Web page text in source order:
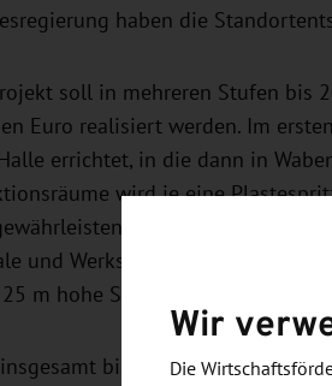
haben die
soll in mehreren Stufen
Euro realisiert werden. Im
errichtet, in die dann in
wird je eine
Daneben entstehen
und Werkstattgebäude. Für die
m hohe Silos aufgestellt.
bis zu 60 neue
Wir
Die